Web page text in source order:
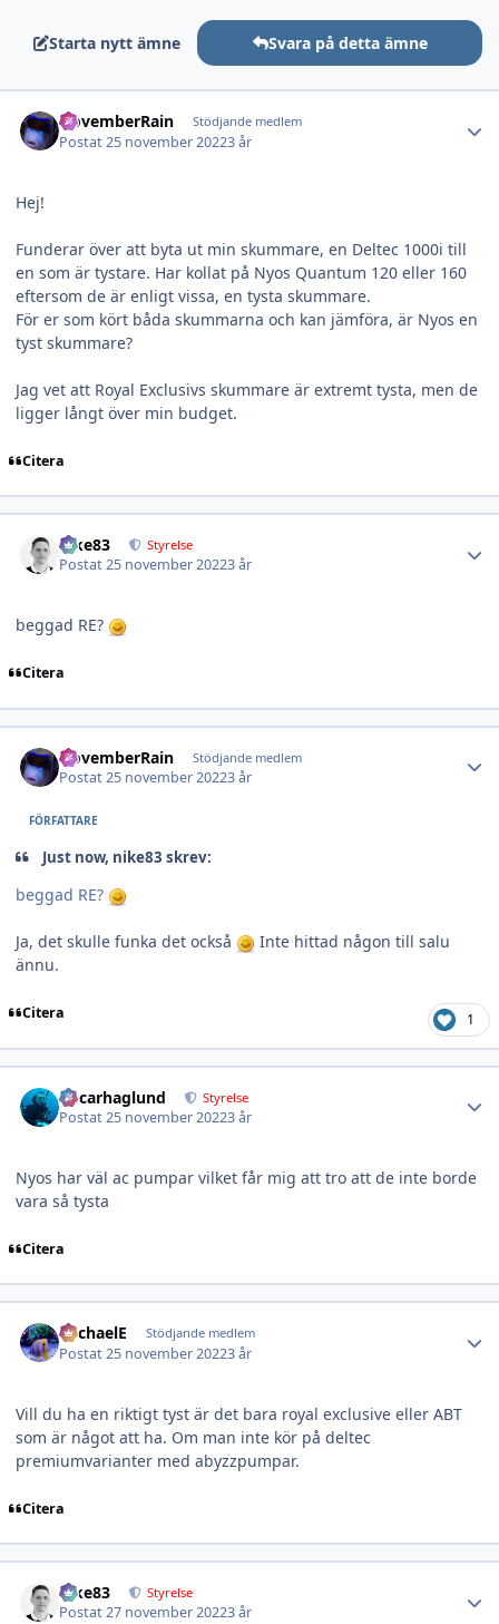
Starta nytt ämne Svara på detta ämne
NovemberRain Stödjande medlem
Postat25 november 20223 år
Hej!
Funderar över att byta ut min skummare, en Deltec 1000i till
en som är tystare. Har kollat på Nyos Quantum 120 eller 160
eftersom de är enligt vissa, en tysta skummare.
För er som kört båda skummarna och kan jämföra, är Nyos en
tyst skummare?
Jag vet att Royal Exclusivs skummare är extremt tysta, men de
ligger långt över min budget.
Citera
nike83 Styrelse
Postat25 november 20223 år
beggad RE?
Citera
NovemberRain Stödjande medlem
Postat25 november 20223 år
FÖRFATTARE
Just now, nike83 skrev:
beggad RE?
Ja, det skulle funka det också
Inte hittad någon till salu
ännu.
Citera 1
Oscarhaglund Styrelse
Postat25 november 20223 år
Nyos har väl ac pumpar vilket får mig att tro att de inte borde
vara så tysta
Citera
MichaelE Stödjande medlem
Postat25 november 20223 år
Vill du ha en riktigt tyst är det bara royal exclusive eller ABT
som är något att ha. Om man inte kör på deltec
premiumvarianter med abyzzpumpar.
Citera
nike83 Styrelse
Postat27 november 20223 år